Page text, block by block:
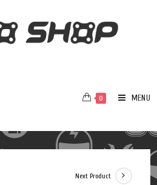
0 MENU
Next Product